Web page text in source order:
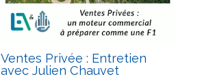
Ventes Privée : Entretien
avec Julien Chauvet